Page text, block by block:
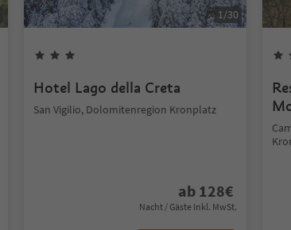
1/30
Hotel Lago della Creta
San Vigilio, Dolomitenregion Kronplatz
ab 128€
Nacht / Gäste Inkl. MwSt.